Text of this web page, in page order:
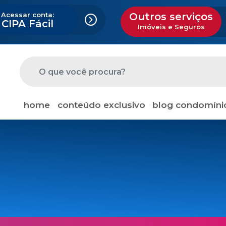
Acessar conta:
CIPA Fácil
Outros serviços
Imóveis e Seguros
home conteúdo exclusivo blog